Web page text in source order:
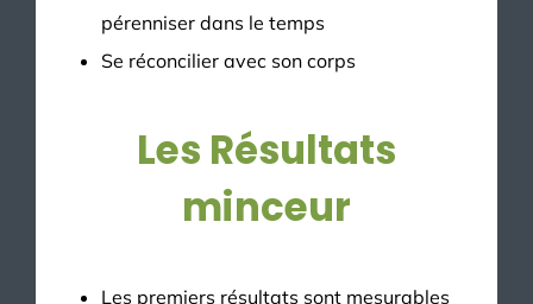
pérenniser dans le temps
Se réconcilier avec son corps
Les Résultats
minceur
Les premiers résultats sont mesurables